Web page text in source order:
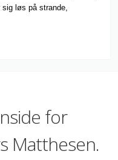
løs på strande,
for
Matthesen.